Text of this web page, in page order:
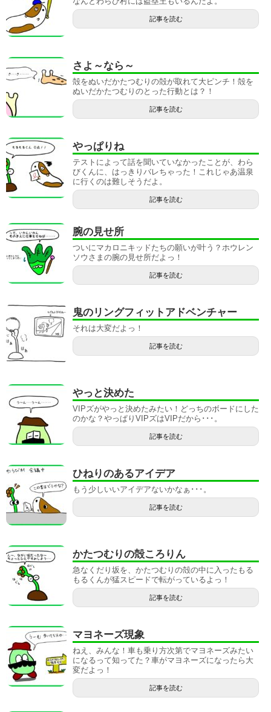
記事を読む
さよ～なら～
殻をぬいだかたつむりの殻が取れて大ピンチ！殻を
ぬいだかたつむりのとった行動とは？！
記事を読む
やっぱりね
テストによって話を聞いていなかったことが、わら
びくんに、はっきりバレちゃった！これじゃあ温泉
に行くのは難しそうだよ。
記事を読む
腕の見せ所
ついにマカロニキッドたちの願いが叶う？ホウレン
ソウさまの腕の見せ所だよっ！
記事を読む
鬼のリングフィットアドベンチャー
それは大変だよっ！
記事を読む
やっと決めた
VIPズがやっと決めたみたい！どっちのボードにした
のかな？やっぱりVIPズはVIPだから･･･。
記事を読む
ひねりのあるアイデア
もう少しいいアイデアないかなぁ･･･。
記事を読む
かたつむりの殻ころりん
急なくだり坂を、かたつむりの殻の中に入ったもる
もるくんが猛スピードで転がっているよっ！
記事を読む
マヨネーズ現象
ねえ、みんな！車も乗り方次第でマヨネーズみたい
になるって知ってた？車がマヨネーズになったら大
変だよっ！
記事を読む